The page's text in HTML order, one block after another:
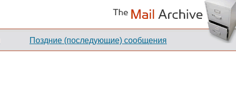
Поздние (последующие) сообщения